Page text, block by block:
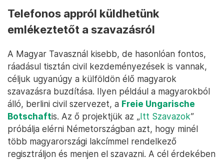
Telefonos appról küldhetünk
emlékeztetőt a szavazásról
A Magyar Tavasznál kisebb, de hasonlóan fontos,
ráadásul tisztán civil kezdeményezések is vannak,
céljuk ugyanúgy a külföldön élő magyarok
szavazásra buzdítása. Ilyen például a magyarokból
álló, berlini civil szervezet, a Freie Ungarische
Botschaftis. Az ő projektjük az „Itt Szavazok”
próbálja elérni Németországban azt, hogy minél
több magyarországi lakcímmel rendelkező
regisztráljon és menjen el szavazni. A cél érdekében